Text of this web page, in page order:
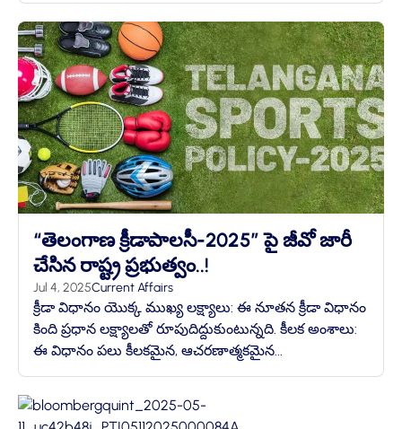
“తెలంగాణ క్రీడాపాలసీ-2025” పై జీవో జారీ
చేసిన రాష్ట్ర ప్రభుత్వం..!
Jul 4, 2025Current Affairs
క్రీడా విధానం యొక్క ముఖ్య లక్ష్యాలు: ఈ నూతన క్రీడా విధానం
కింది ప్రధాన లక్ష్యాలతో రూపుదిద్దుకుంటున్నది. కీలక అంశాలు:
ఈ విధానం పలు కీలకమైన, ఆచరణాత్మకమైన...